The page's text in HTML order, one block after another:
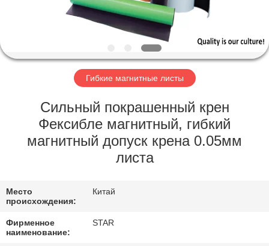
ПУТЕШЕСТВИЕ
ФАБРИКИ
ПРОВЕРКА
КАЧЕСТВА
МЫ
НОВОСТИ
Гибкие магнитные листы
Сильный покрашенный крен
Фексибле магнитный, гибкий
магнитный допуск крена 0.05мм
листа
Место
происхождения:
Китай
Фирменное
наименование:
STAR